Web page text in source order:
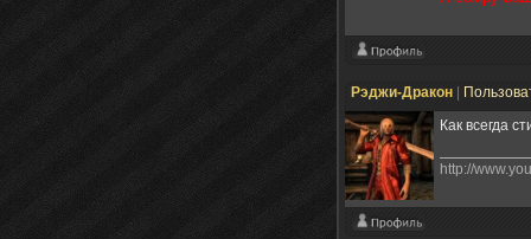
Рэджи-Дракон
Как всегда
http://